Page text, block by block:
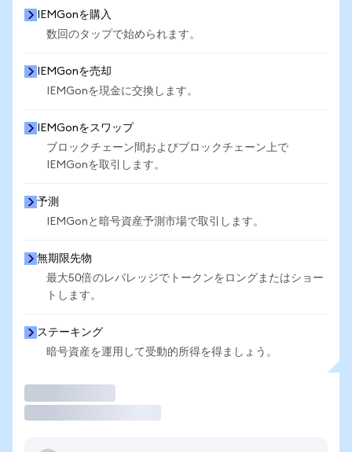
IEMGonを購入
数回のタップで始められます。
IEMGonを売却
IEMGonを現金に交換します。
IEMGonをスワップ
ブロックチェーン間およびブロックチェーン上で
IEMGonを取引します。
予測
IEMGonと暗号資産予測市場で取引します。
無期限先物
最大50倍のレバレッジでトークンをロングまたはショー
トします。
ステーキング
暗号資産を運用して受動的所得を得ましょう。